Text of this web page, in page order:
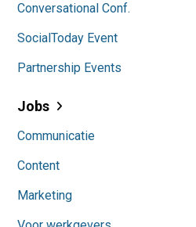
Conversational Conf.
SocialToday Event
Partnership Events
Jobs
Communicatie
Content
Marketing